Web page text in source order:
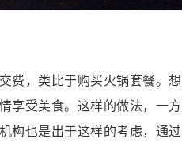
费，类比于购买火锅套餐。
享受美食。这样的做法，一
构也是出于这样的考虑，通